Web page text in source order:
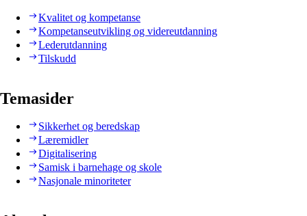
Kvalitet og kompetanse
Kompetanseutvikling og videreutdanning
Lederutdanning
Tilskudd
Temasider
Sikkerhet og beredskap
Læremidler
Digitalisering
Samisk i barnehage og skole
Nasjonale minoriteter